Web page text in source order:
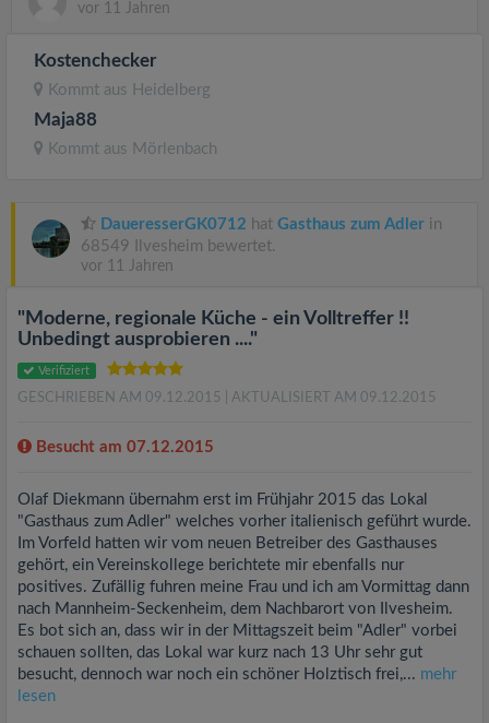
vor 11 Jahren
Kostenchecker
Kommt aus Heidelberg
Maja88
Kommt aus Mörlenbach
DaueresserGK0712 hat Gasthaus zum Adler in
68549 Ilvesheim bewertet.
vor 11 Jahren
"Moderne, regionale Küche - ein Volltreffer !!
Unbedingt ausprobieren ...."
Verifiziert
GESCHRIEBEN AM 09.12.2015 | AKTUALISIERT AM 09.12.2015
Besucht am 07.12.2015
Olaf Diekmann übernahm erst im Frühjahr 2015 das Lokal
"Gasthaus zum Adler" welches vorher italienisch geführt wurde.
Im Vorfeld hatten wir vom neuen Betreiber des Gasthauses
gehört, ein Vereinskollege berichtete mir ebenfalls nur
positives. Zufällig fuhren meine Frau und ich am Vormittag dann
nach Mannheim-Seckenheim, dem Nachbarort von Ilvesheim.
Es bot sich an, dass wir in der Mittagszeit beim "Adler" vorbei
schauen sollten, das Lokal war kurz nach 13 Uhr sehr gut
besucht, dennoch war noch ein schöner Holztisch frei,... mehr
lesen